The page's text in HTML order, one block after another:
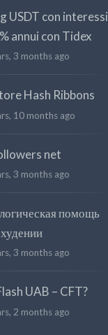
USDT con interessi
annui con Tidex
3 months ago
Hash Ribbons
10 months ago
net
3 months ago
помощь
3 months ago
UAB – CFT?
2 months ago